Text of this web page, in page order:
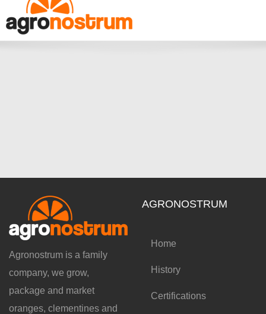
Agronostrum is a family
company, we grow,
package and market
oranges, clementines and
AGRONOSTRUM
Home
History
Certifications